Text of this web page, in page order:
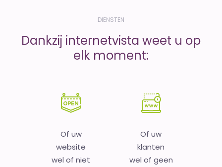
DIENSTEN
Dankzij internetvista weet u op
elk moment:
Of uw
website
wel of niet
Of uw
klanten
wel of geen